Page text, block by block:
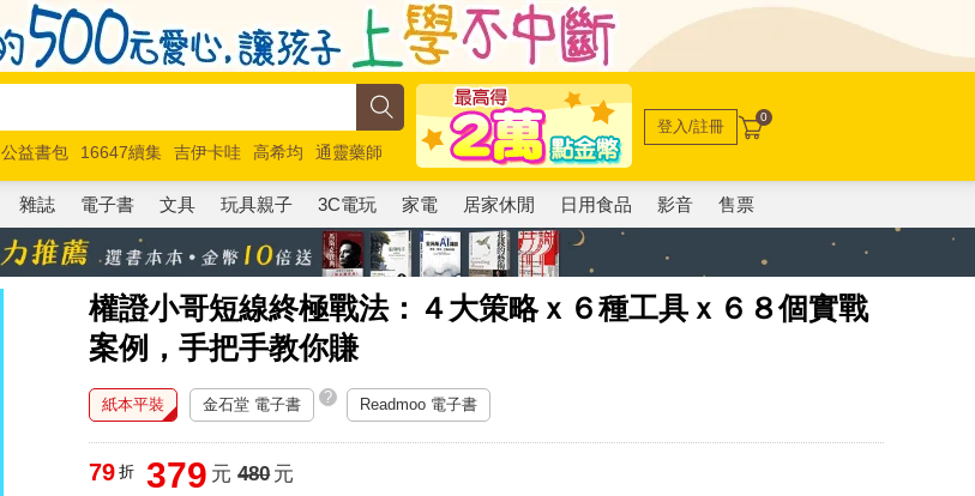
公益書包 16647續集 吉伊卡哇 高希均
通靈藥師
馬斯克 玩具總動員5 超慢跑
登入/註冊 0
雜誌 電子書 文具 玩具親子 3C電玩 家電 居家休閒 日用食品 影音 售票
權證小哥短線終極戰法：４大策略ｘ６種工具ｘ６８個實戰
案例，手把手教你賺
紙本平裝 金石堂 電子書 ? Readmoo 電子書
79 折 379 元 480元